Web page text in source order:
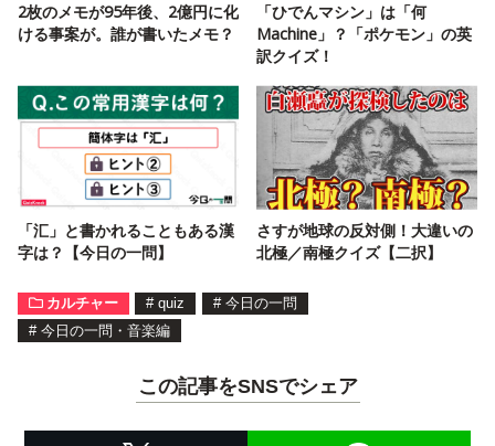
2枚のメモが95年後、2億円に化
ける事案が。誰が書いたメモ？
「ひでんマシン」は「何
Machine」？「ポケモン」の英
訳クイズ！
「汇」と書かれることもある漢
字は？【今日の一問】
さすが地球の反対側！大違いの
北極／南極クイズ【二択】
カルチャー # quiz # 今日の一問
# 今日の一問・音楽編
この記事をSNSでシェア